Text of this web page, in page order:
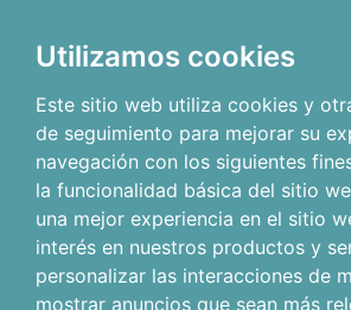
Utilizamos cookies
Este sitio web utiliza cookies y
de seguimiento para mejorar su
navegación con los siguientes
la funcionalidad básica del sitio
una mejor experiencia en el sitio
interés en nuestros productos y
personalizar las interacciones de
mostrar anuncios que sean más